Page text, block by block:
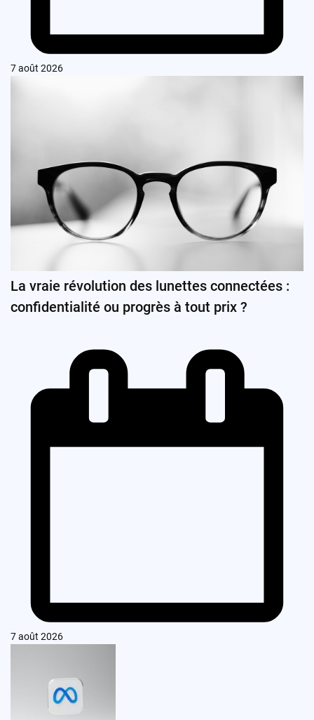
7 août 2026
La vraie révolution des lunettes connectées :
confidentialité ou progrès à tout prix ?
7 août 2026